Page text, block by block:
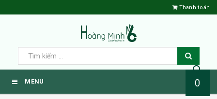
Thanh toán
MENU 0